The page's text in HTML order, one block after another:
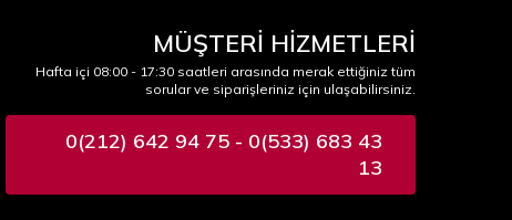
MÜŞTERİ HİZMETLERİ
Hafta içi 08:00 - 17:30 saatleri arasında merak ettiğiniz tüm
sorular ve siparişleriniz için ulaşabilirsiniz.
0(212) 642 94 75 - 0(533) 683 43
13